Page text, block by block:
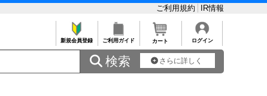
ご利用規約 IR情報
新規会員登録 ご利用ガイド カート ログイン
 検索 さらに詳しく